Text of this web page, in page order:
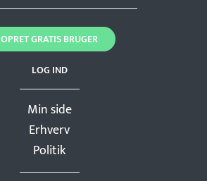
Min side
Erhverv
Politik
LOG IND
OPRET GRATIS BRUGER